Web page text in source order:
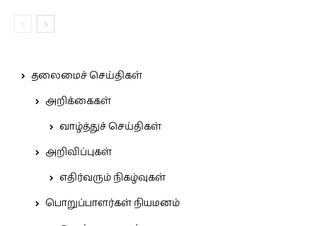
தலைமைச் செய்திகள்
அறிக்கைகள்
வாழ்த்துச் செய்திகள்
அறிவிப்புகள்
எதிர்வரும் நிகழ்வுகள்
பொறுப்பாளர்கள் நியமனம்